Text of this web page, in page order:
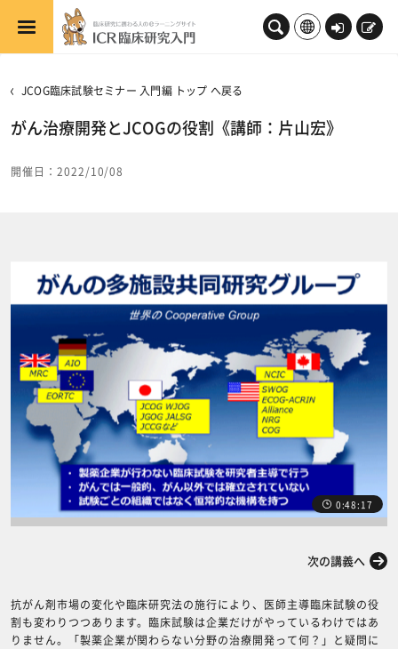
メインコンテンツへスキップする
ロ
新
JCOG臨床試験セミナー 入門編 トップ へ戻る
がん治療開発とJCOGの役割《講師：片山宏》
開催日：2022/10/08
0:48:17
次の講義へ
抗がん剤市場の変化や臨床研究法の施行により、医師主導臨床試験の役
割も変わりつつあります。臨床試験は企業だけがやっているわけではあ
りません。「製薬企業が関わらない分野の治療開発って何？」と疑問に